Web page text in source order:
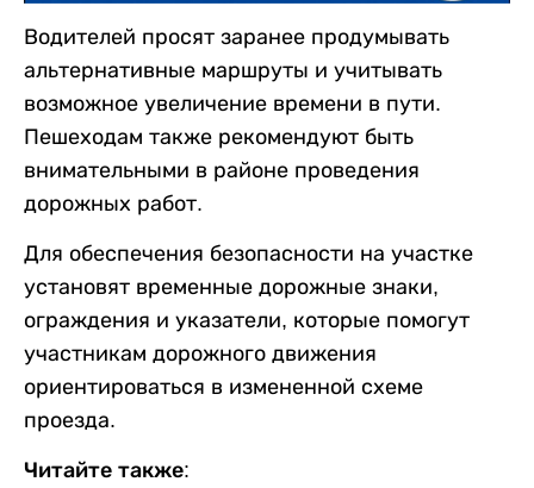
Водителей просят заранее продумывать
альтернативные маршруты и учитывать
возможное увеличение времени в пути.
Пешеходам также рекомендуют быть
внимательными в районе проведения
дорожных работ.
Для обеспечения безопасности на участке
установят временные дорожные знаки,
ограждения и указатели, которые помогут
участникам дорожного движения
ориентироваться в измененной схеме
проезда.
Читайте также: